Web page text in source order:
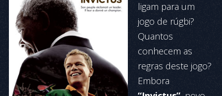
ligam para um
jogo de rúgbi?
Quantos
conhecem as
regras deste jogo?
Embora